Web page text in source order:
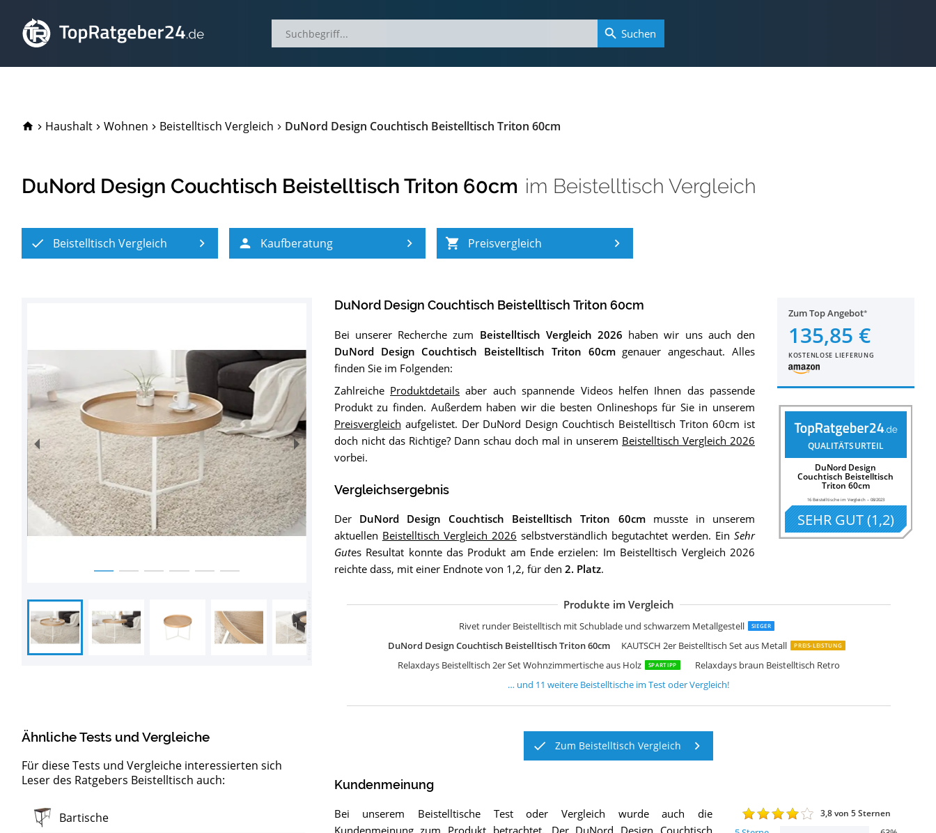
TopRatgeber24.de
Haushalt Wohnen Beistelltisch Vergleich DuNord Design Couchtisch Beistelltisch Triton 60cm
DuNord Design Couchtisch Beistelltisch Triton 60cm im Beistelltisch Vergleich
Beistelltisch Vergleich Kaufberatung Preisvergleich
Ähnliche Tests und Vergleiche
Für diese Tests und Vergleiche interessierten sich
Leser des Ratgebers Beistelltisch auch:
BartischeTest
Konsolentische
ServierwagenTest
Moderne
WanduhrenTest
LED-Pendelleuchten
Artemide Deckenleuchten
Design Wanduhren
KronleuchterTest
Nicht-tickende Wanduhren
Ewiger Kalender
Flugzeugtrolleys
Alu Bord-Boxen
Stimmungslichter
Monstera
Test
Monstera Kunstpflanzen
Zum Top Angebot
135,85 €
KOSTENLOSE LIEFERUNG
QUALITÄTSURTEIL
DuNord Design
Couchtisch Beistelltisch
Triton 60cm
16 Beistelltische im Vergleich– 08/2023
SEHR GUT(1,2)
DuNord Design Couchtisch Beistelltisch Triton 60cm
Bei unserer Recherche zum Beistelltisch Vergleich 2026 haben wir uns auch den
DuNord Design Couchtisch Beistelltisch Triton 60cmgenauer angeschaut. Alles
finden Sie im Folgenden:
Zahlreiche Produktdetails aber auch spannende Videos helfen Ihnen das passende
Produkt zu finden. Außerdem haben wir die besten Onlineshops für Sie in unserem
Preisvergleich aufgelistet. Der DuNord Design Couchtisch Beistelltisch Triton 60cm ist
doch nicht das Richtige? Dann schau doch mal in unserem Beistelltisch Vergleich 2026
vorbei.
Vergleichsergebnis
Der DuNord Design Couchtisch Beistelltisch Triton 60cmmusste in unserem
aktuellen Beistelltisch Vergleich 2026 selbstverständlich begutachtet werden. EinSehr
Gutes Resultat konnte das Produkt am Ende erzielen: Im Beistelltisch Vergleich 2026
reichte dass, mit einer Endnote von 1,2, für den 2. Platz.
Produkte im Vergleich
Rivet runder Beistelltisch mit Schublade und schwarzem Metallgestell SIEGER
DuNord Design Couchtisch Beistelltisch Triton 60cm KAUTSCH 2er Beistelltisch Set aus Metall PREIS-LEISTUNG
Relaxdays Beistelltisch 2er Set Wohnzimmertische aus Holz SPARTIPP Relaxdays braun Beistelltisch Retro
LIFA LIVING Runde Couchtische im 2er Set
Kare Design Couchtisch Wire Black 2er Set
VASAGLE Couchtische 2er Set geometrische Beistelltische
VASAGLE Couchtische 2er Set Beistelltische
Rivet Amazon Marke
Rivet Amazon Marke
YAMAZAKI Beistelltisch Metall Schwarz
YAMAZAKI Plain Beistelltisch Weiß
Leitmotiv Bateau Beistelltische Stahl
Tosel Maria Tische Metalldöschen rund
Felis Lifestyle Frost Beistelltisch
… und 11 weitere Beistelltische im Test oder Vergleich!
Zum Beistelltisch Vergleich
Kundenmeinung
3,8von 5 Sternen
Bei unserem Beistelltische Test oder Vergleich wurde auch die
Suchen